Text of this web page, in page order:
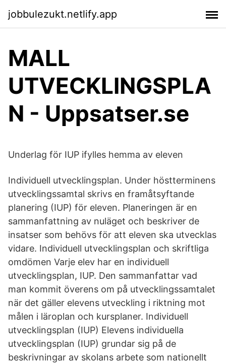
jobbulezukt.netlify.app
MALL
UTVECKLINGSPLA
N - Uppsatser.se
Underlag för IUP ifylles hemma av eleven
Individuell utvecklingsplan. Under höstterminens
utvecklingssamtal skrivs en framåtsyftande
planering (IUP) för eleven. Planeringen är en
sammanfattning av nuläget och beskriver de
insatser som behövs för att eleven ska utvecklas
vidare. Individuell utvecklingsplan och skriftliga
omdömen Varje elev har en individuell
utvecklingsplan, IUP. Den sammanfattar vad
man kommit överens om på utvecklingssamtalet
när det gäller elevens utveckling i riktning mot
målen i läroplan och kursplaner. Individuell
utvecklingsplan (IUP) Elevens individuella
utvecklingsplan (IUP) grundar sig på de
beskrivningar av skolans arbete som nationellt